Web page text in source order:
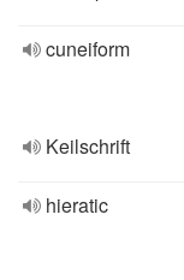
cuneiform
Keilschrift
hieratic